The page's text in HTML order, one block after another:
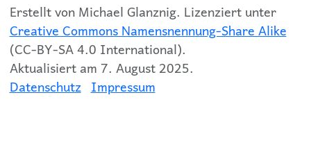
Erstellt von Michael Glanznig. Lizenziert unter
Creative Commons Namensnennung-Share Alike
(CC-BY-SA 4.0 International).
Aktualisiert am 7. August 2025.
Datenschutz Impressum